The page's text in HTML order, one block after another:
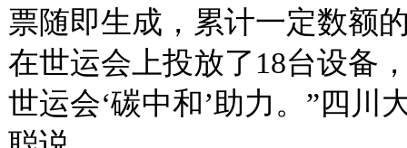
票随即生成，累计一定数额
在世运会上投放了18台设备
世运会‘碳中和’助力。”四川